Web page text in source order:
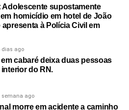
Adolescente supostamente
homicídio em hotel de João
apresenta à Polícia Civil em
dias ago
cabaré deixa duas pessoas
do RN.
semana ago
morre em acidente a caminho